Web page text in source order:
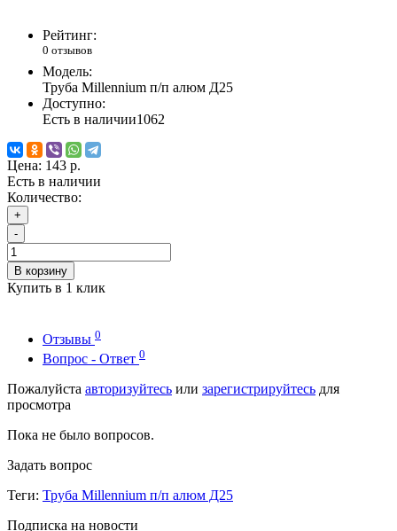
Рейтинг:
0 отзывов
Модель:
Труба Millennium п/п алюм Д25
Доступно:
Есть в наличии1062
Цена: 143 р.
Есть в наличии
Количество:
+
-
В корзину
Купить в 1 клик
Отзывы 0
Вопрос - Ответ 0
Пожалуйста авторизуйтесь или зарегистрируйтесь для
просмотра
Пока не было вопросов.
Задать вопрос
Теги: Труба Millennium п/п алюм Д25
Подписка на новости